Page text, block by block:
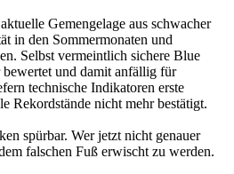
Gemengelage aus schwacher
in den Sommermonaten und
Selbst vermeintlich sichere Blue
und damit anfällig für
technische Indikatoren erste
Rekordstände nicht mehr bestätigt.
spürbar. Wer jetzt nicht genauer
falschen Fuß erwischt zu werden.